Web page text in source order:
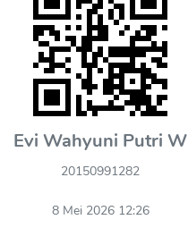
Evi Wahyuni Putri W
20150991282
8 Mei 2026 12:26